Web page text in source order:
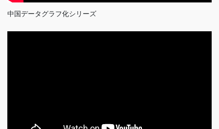
中国データグラフ化シリーズ